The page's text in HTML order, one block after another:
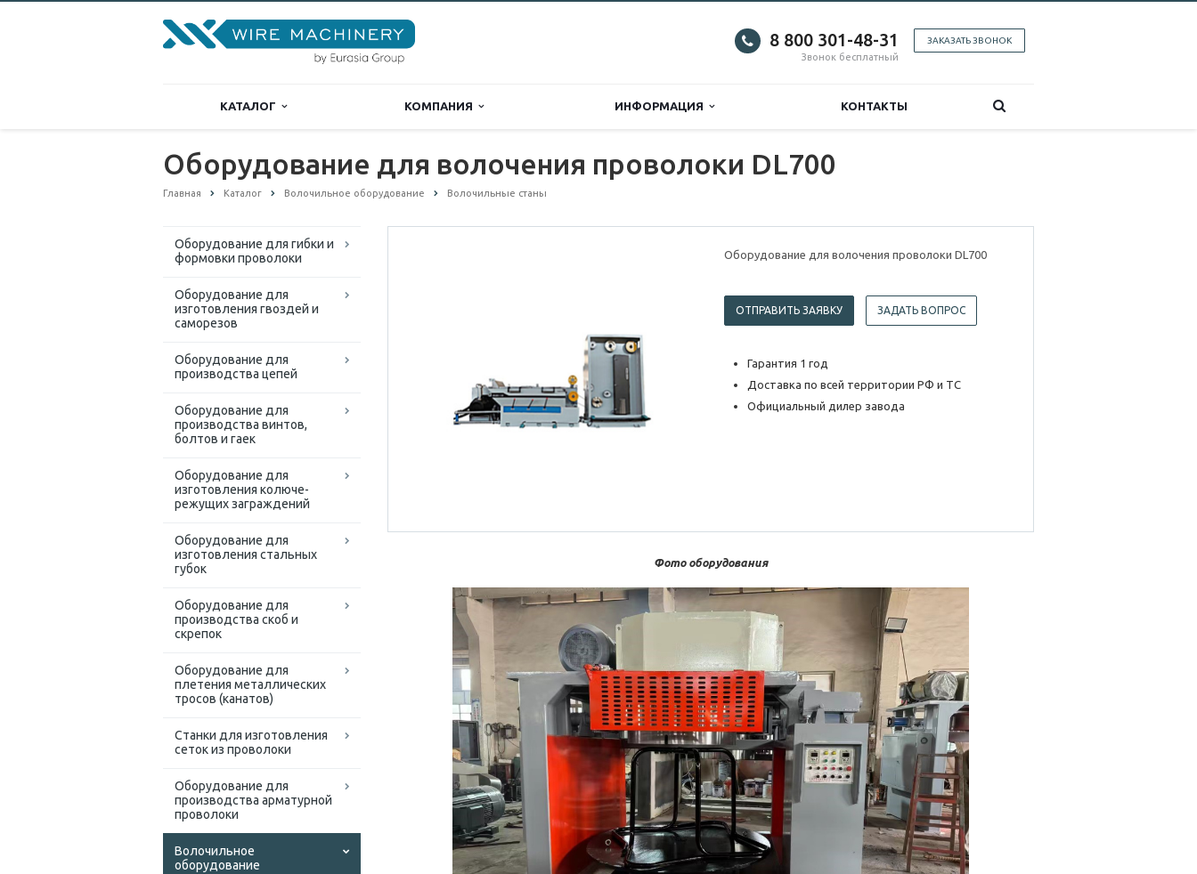
ЗАКАЗАТЬ ЗВОНОК
8 800 301-48-31
Звонок бесплатный
КАТАЛОГ КОМПАНИЯ ИНФОРМАЦИЯ КОНТАКТЫ
Оборудование для волочения проволоки DL700
Главная Каталог Волочильное оборудование Волочильные станы
Оборудование для гибки и
формовки проволоки
Оборудование для
изготовления гвоздей и
саморезов
Оборудование для
производства цепей
Оборудование для
производства винтов,
болтов и гаек
Оборудование для
изготовления колюче-
режущих заграждений
Оборудование для
изготовления стальных
губок
Оборудование для
производства скоб и
скрепок
Оборудование для
плетения металлических
тросов (канатов)
Cтанки для изготовления
сеток из проволоки
Оборудование для
производства арматурной
проволоки
Волочильное
оборудование
Оборудование для волочения проволоки DL700
ОТПРАВИТЬ ЗАЯВКУ ЗАДАТЬ ВОПРОС
Гарантия 1 год
Доставка по всей территории РФ и ТС
Официальный дилер завода
Фото оборудования